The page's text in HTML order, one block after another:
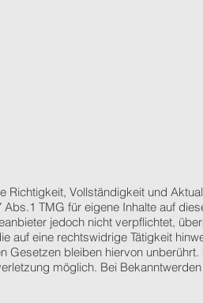
Richtigkeit, Vollständigkeit und
TMG für eigene Inhalte auf
jedoch nicht verpflichtet,
eine rechtswidrige Tätigkeit
bleiben hiervon
möglich. Bei